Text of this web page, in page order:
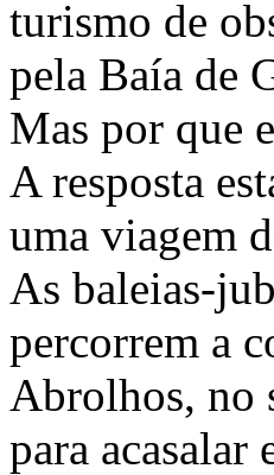
turismo de
pela Baía de
Mas por que
A resposta
uma viagem
As baleias-
percorrem a
Abrolhos, no
para acasalar